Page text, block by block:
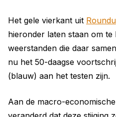
Het gele vierkant uit
hieronder laten staan om
weerstanden die daar
nu het 50-daagse
(blauw) aan het testen zijn.
Aan de macro-